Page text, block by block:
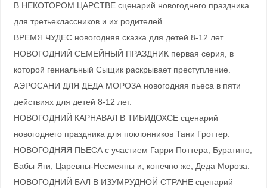
В НЕКОТОРОМ ЦАРСТВЕ сценарий новогоднего праздника
для третьеклассников и их родителей.
ВРЕМЯ ЧУДЕС новогодняя сказка для детей 8-12 лет.
НОВОГОДНИЙ СЕМЕЙНЫЙ ПРАЗДНИК первая серия, в
которой гениальный Сыщик раскрывает преступление.
АЭРОСАНИ ДЛЯ ДЕДА МОРОЗА новогодняя пьеса в пяти
действиях для детей 8-12 лет.
НОВОГОДНИЙ КАРНАВАЛ В ТИБИДОХСЕ сценарий
новогоднего праздника для поклонников Тани Гроттер.
НОВОГОДНЯЯ ПЬЕСА с участием Гарри Поттера, Буратино,
Бабы Яги, Царевны-Несмеяны и, конечно же, Деда Мороза.
НОВОГОДНИЙ БАЛ В ИЗУМРУДНОЙ СТРАНЕ сценарий